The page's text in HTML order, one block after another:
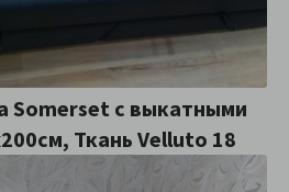
Somerset с выкатными
Ткань Velluto 18